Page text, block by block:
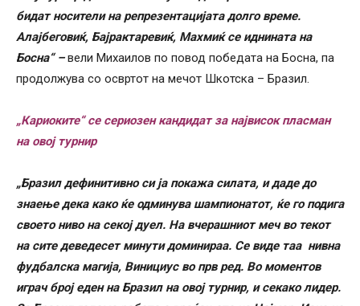
бидат носители на репрезентацијата долго време.
Алајбеговиќ, Бајрактаревиќ, Махмиќ се иднината на
Босна“ –вели Михаилов по повод победата на Босна, па
продолжува со освртот на мечот Шкотска – Бразил.
„Кариоките“ се сериозен кандидат за највисок пласман
на овој турнир
„Бразил дефинитивно си ја покажа силата, и даде до
знаење дека како ќе одминува шампионатот, ќе го подига
своето ниво на секој дуел. На вчерашниот меч во текот
на сите деведесет минути доминираа. Се виде таа нивна
фудбалска магија, Винициус во прв ред. Во моментов
играч број еден на Бразил на овој турнир, и секако лидер.